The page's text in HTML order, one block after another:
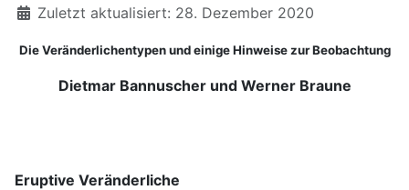
DetailsZuletzt aktualisiert: 28. Dezember 2020
Die Veränderlichentypen und einige Hinweise zur Beobachtung
Dietmar Bannuscher und Werner Braune
Eruptive Veränderliche